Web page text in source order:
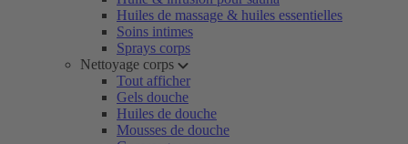
Huiles de massage & huiles essentielles
Soins intimes
Sprays corps
Nettoyage corps
Tout afficher
Gels douche
Huiles de douche
Mousses de douche